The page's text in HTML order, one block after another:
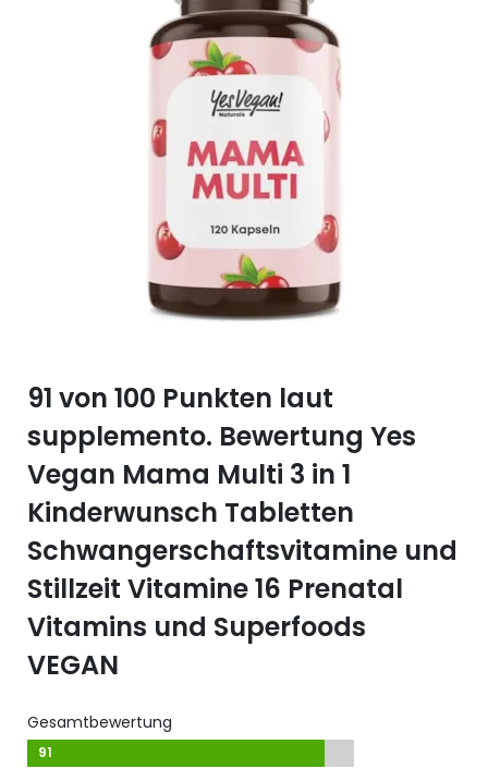
Selen (Se)
Silicium (Si)
Zink (Zn)
Vitamin B12
Vitamin C
Vitamin D
Vitamin E
Vitamin K
Vitamin Q (Q10)
91 von 100 Punkten laut
supplemento. Bewertung Yes
Vegan Mama Multi 3 in 1
Kinderwunsch Tabletten
Schwangerschaftsvitamine und
Stillzeit Vitamine 16 Prenatal
Vitamins und Superfoods
VEGAN
Gesamtbewertung
91